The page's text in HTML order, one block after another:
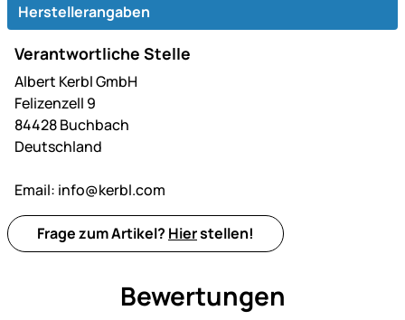
Herstellerangaben
Verantwortliche Stelle
Albert Kerbl GmbH
Felizenzell 9
84428 Buchbach
Deutschland
Email: info@kerbl.com
Frage zum Artikel? Hierstellen!
Bewertungen